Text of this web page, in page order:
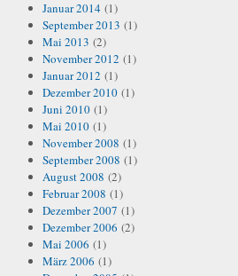
Januar 2014 (1)
September 2013 (1)
Mai 2013 (2)
November 2012 (1)
Januar 2012 (1)
Dezember 2010 (1)
Juni 2010 (1)
Mai 2010 (1)
November 2008 (1)
September 2008 (1)
August 2008 (2)
Februar 2008 (1)
Dezember 2007 (1)
Dezember 2006 (2)
Mai 2006 (1)
März 2006 (1)